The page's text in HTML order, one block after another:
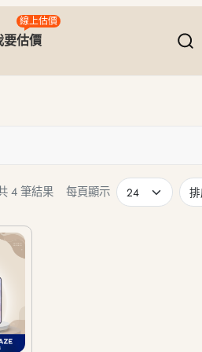
要估價
線上估價
4 筆結果 每頁顯示